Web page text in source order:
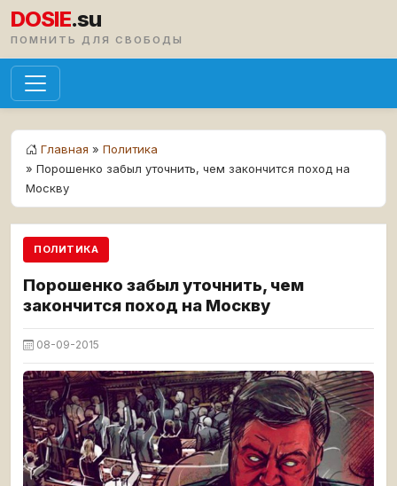
DOSIE.su
ПОМНИТЬ ДЛЯ СВОБОДЫ
Главная » Политика
» Порошенко забыл уточнить, чем закончится поход на
Москву
ПОЛИТИКА
Порошенко забыл уточнить, чем
закончится поход на Москву
08-09-2015